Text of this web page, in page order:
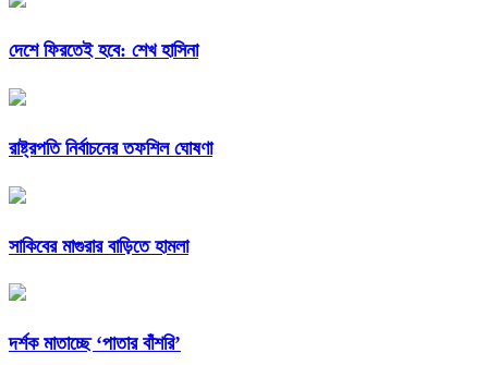
দেশে ফিরতেই হবে: শেখ হাসিনা
রাষ্ট্রপতি নির্বাচনের তফশিল ঘোষণা
সাকিবের মাগুরার বাড়িতে হামলা
দর্শক মাতাচ্ছে ‘পাতার বাঁশরি’